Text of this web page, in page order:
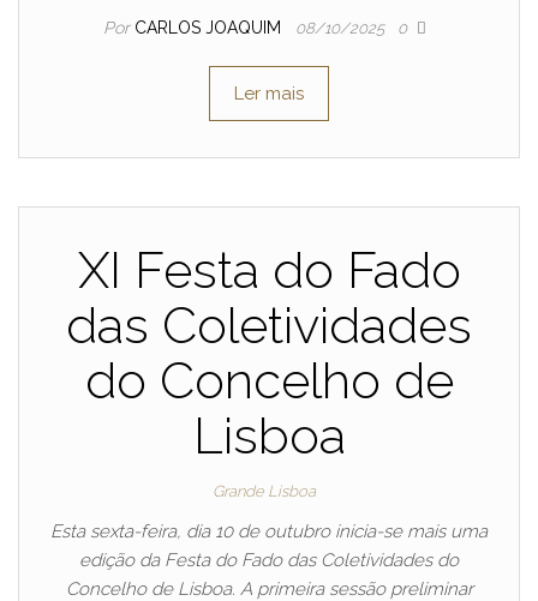
Por CARLOS JOAQUIM 08/10/2025 0
Ler mais
XI Festa do Fado
das Coletividades
do Concelho de
Lisboa
Grande Lisboa
Esta sexta-feira, dia 10 de outubro inicia-se mais uma
edição da Festa do Fado das Coletividades do
Concelho de Lisboa. A primeira sessão preliminar